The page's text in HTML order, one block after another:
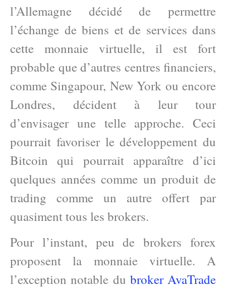
l’Allemagne décidé de permettre
l’échange de biens et de services dans
cette monnaie virtuelle, il est fort
probable que d’autres centres financiers,
comme Singapour, New York ou encore
Londres, décident à leur tour
d’envisager une telle approche. Ceci
pourrait favoriser le développement du
Bitcoin qui pourrait apparaître d’ici
quelques années comme un produit de
trading comme un autre offert par
quasiment tous les brokers.
Pour l’instant, peu de brokers forex
proposent la monnaie virtuelle. A
l’exception notable du broker AvaTrade